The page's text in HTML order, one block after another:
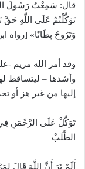
قال: سَمِعْتُ رَسُولَ
تَوَكَّلْتُمْ عَلَى اللَّهِ حَقَّ
وَتَرُوحُ بِطَانًا» [رواه
وقد أمر الله مريم -
وأشدها – ليتساقط
إليها من غير هز أو
تَوَكَّلْ عَلَى الرَّحْمَنِ
الطَّلَبْ
أَلَمْ تَرَ أَنَّ اللَّهَ